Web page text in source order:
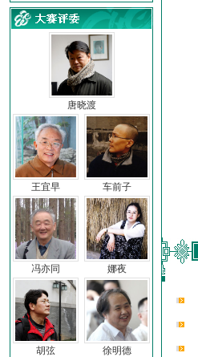
唐晓渡
王宜早 车前子
冯亦同 娜夜
胡弦 徐明德